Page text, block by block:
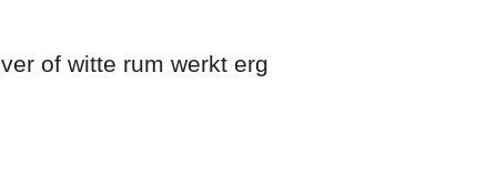
of witte rum werkt erg